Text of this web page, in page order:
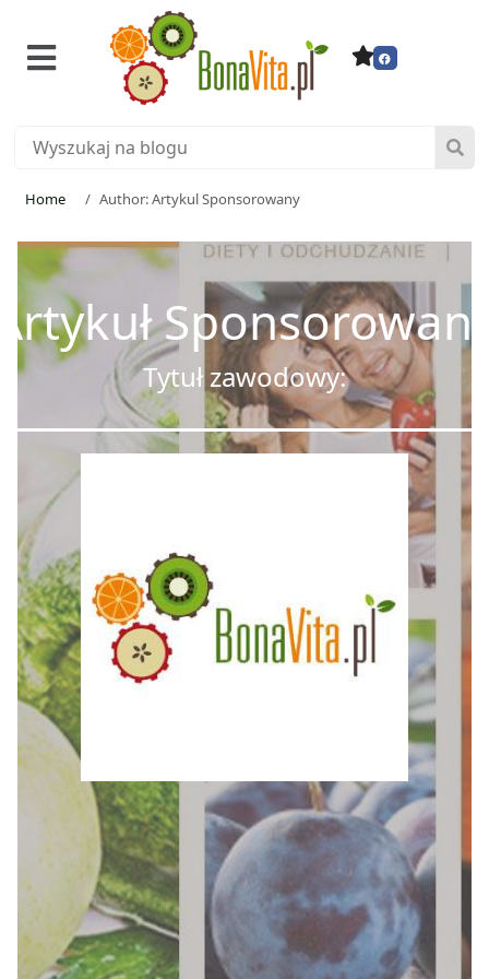
Home Author: Artykul Sponsorowany
Tytuł zawodowy: